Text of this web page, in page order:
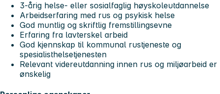
3-årig helse- eller sosialfaglig høyskoleutdannelse
Arbeidserfaring med rus og psykisk helse
God muntlig og skriftlig fremstillingsevne
Erfaring fra lavterskel arbeid
God kjennskap til kommunal rustjeneste og
spesialisthelsetjenesten
Relevant videreutdanning innen rus og miljøarbeid er
ønskelig